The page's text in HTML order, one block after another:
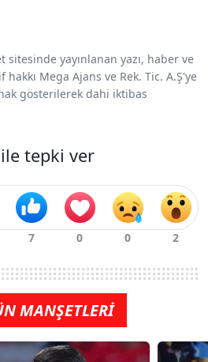
yayınlanan yazı, haber ve
Mega Ajans ve Rek. Tic. A.Ş'ye
gösterilerek dahi iktibas
tepki ver
MANŞETLERİ